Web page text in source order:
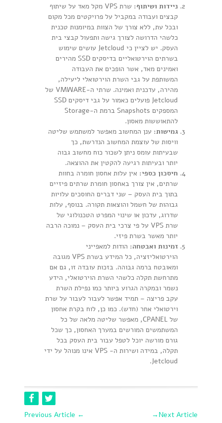
ניידות ושיתוף:
שרת VPS מקל מאד על שיתוף
קבצים ועבודה במקביל על פרויקטים מכל מקום
ובכל עת, ללא צורך של הצוות במיומנות טכנית
כלשהי הדרושה לצורך גישה ותפעול קבצי בית
העסק. יש לציין כי Jetcloud עושים שימוש
בשרתים הוירטואליים בדיסקים SSD מהירים
ואמינים מאד, אשר הופכים את העבודה
המשותפת על גבי השרת הוירטואלי ליעילה,
מהירה, עדכנית ואמינה. שרתי ה-VMWARE של
Jetcloud פועלים כאמור על גבי דיסקים SSD
המספקים Snapshots ברמת ה-Storage
להתאוששות מאסון.
גמישות: ענן המחשוב מאפשר למשתמש שליטה
וויסות של עוצמת המחשוב הנדרשת, כך
שבעיתות עומס ניתן לשכור כוח מחשוב גבוה
יותר ובעיתות רגיעה להקטין את ההוצאה.
חיסכון כספי: אין עלות אחסון חומרה בחוות
שרתים, אין צורך באחסון חומרת שרתים פיזיים
בתוך בית העסק – שני דברים החוסכים עלויות
גבוהות של חשמל והוצאות תקורה. בנוסף, עלות
שדרוג, עדכון או שינוי המפרט הטכנולוגי של
שרת VPS על פי צרכי בית העסק – נמוכה הרבה
יותר מאשר בשרת פיזי.
זמינות ואבטחה: הודות למאפייני
הוירטואליזציה, כל המידע בשרת VPS מגובה
ומאובטח ברמה גבוהה. בזכות עובדה זו, גם אם
מתרחשת תקלה כלשהי השרת הוירטואלי, הידע
נשמר ובמקרה הגרוע ביותר כמו נפילת השרת
עקב פריצה – תמיד אפשר לעבור לעבור על שרת
וירטואלי אחר (חדש). כמו כן, לוח בקרת אחסון
של CPANEL, מאפשר שליטה מלאה של כל
המשתמשים המורשים במערך האחסון, כך שכל
גורם מורשה יוכל לטפל עבור בית העסק בכל
תקלה, במידה ושירות ה- VPS אינו מנוהל על ידי
Jetcloud.
← Next Article
→